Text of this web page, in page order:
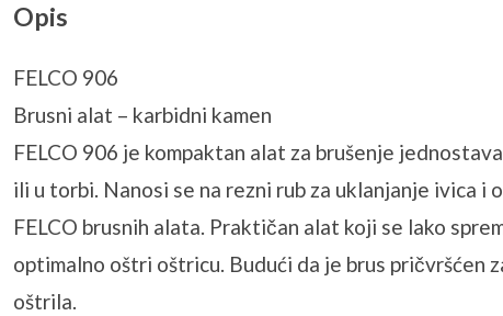
Opis
FELCO 906
Brusni alat – karbidni kamen
FELCO 906 je kompaktan alat za brušenje
ili u torbi. Nanosi se na rezni rub za uklanjanje ivica
FELCO brusnih alata. Praktičan alat koji se lako
optimalno oštri oštricu. Budući da je brus pričvršćen
oštrila.